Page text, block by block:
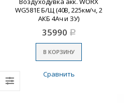
WG581E Б/Щ (40В, 225км/ч, 2
АКБ 4Ач и ЗУ)
35990 Р
В КОРЗИНУ
Сравнить